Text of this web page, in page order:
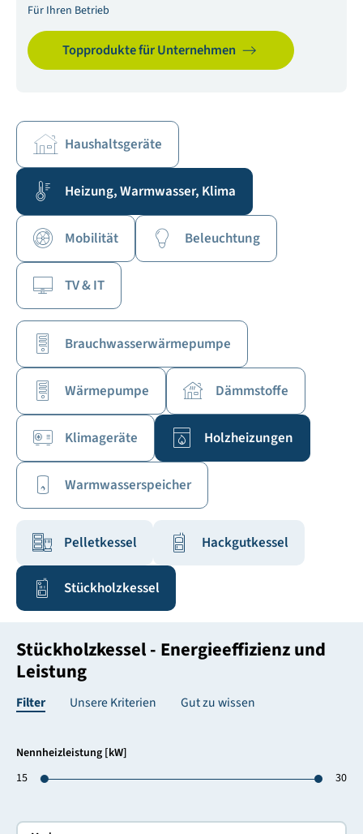
Für Ihren Betrieb
Topprodukte für Unternehmen
Haushaltsgeräte
Heizung, Warmwasser, Klima
Mobilität Beleuchtung
TV & IT
Brauchwasserwärmepumpe
Wärmepumpe Dämmstoffe
Klimageräte Holzheizungen
Warmwasserspeicher
Pelletkessel Hackgutkessel
Stückholzkessel
Stückholzkessel - Energieeffizienz und
Leistung
Filter Unsere Kriterien Gut zu wissen
Nennheizleistung [kW]
15
30